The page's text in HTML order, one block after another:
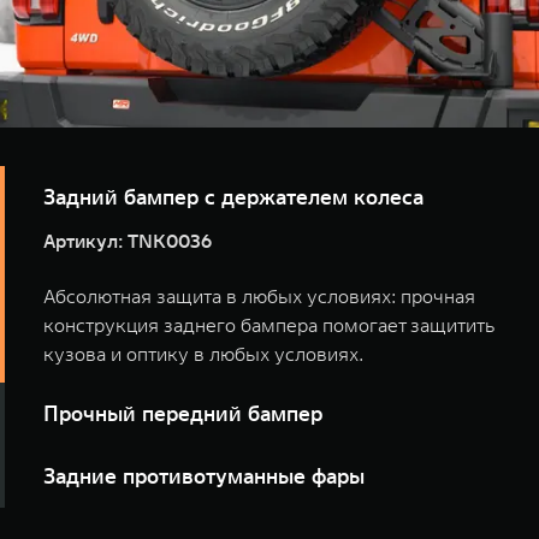
Задний бампер с держателем колеса
Артикул: TNK0036
Абсолютная защита в любых условиях: прочная
конструкция заднего бампера помогает защитить
кузова и оптику в любых условиях.
Прочный передний бампер
Задние противотуманные фары